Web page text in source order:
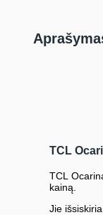
TCL
TCL
kainą.
Jie